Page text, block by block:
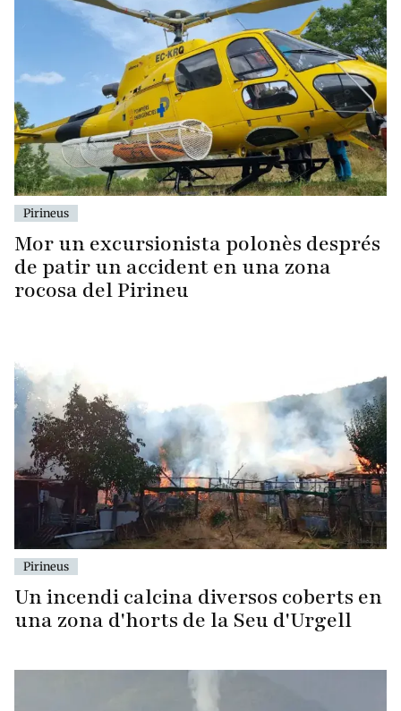
Pirineus
Mor un excursionista polonès després
de patir un accident en una zona
rocosa del Pirineu
Pirineus
Un incendi calcina diversos coberts en
una zona d'horts de la Seu d'Urgell